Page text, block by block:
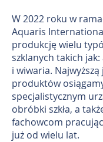
W 2022 roku w
Aquaris
produkcję wielu
szklanych takich
i wiwaria. Najwyższą
produktów
specjalistycznym
obróbki szkła, a
fachowcom
już od wielu lat.